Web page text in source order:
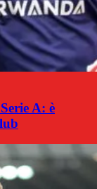
A: è